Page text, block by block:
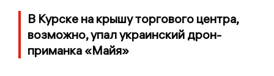
В Курске на крышу торгового центра,
возможно, упал украинский дрон-
приманка «Майя»